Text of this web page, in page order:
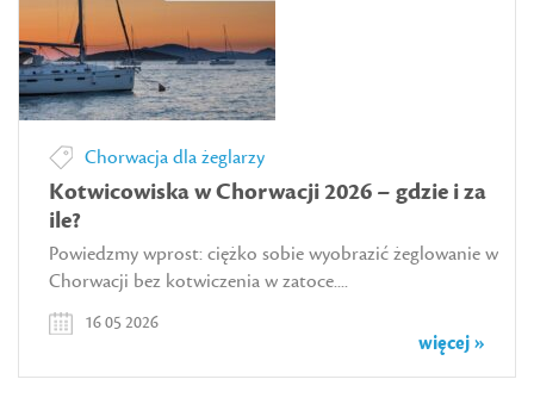
Chorwacja dla żeglarzy
Kotwicowiska w Chorwacji 2026 – gdzie i za
ile?
Powiedzmy wprost: ciężko sobie wyobrazić żeglowanie w
Chorwacji bez kotwiczenia w zatoce....
więcej »
16 05 2026